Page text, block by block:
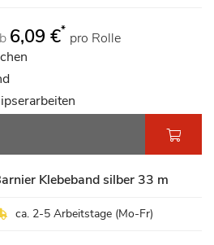
6,09 €* pro Rolle
Klebeband silber 33 m
ca. 2-5 Arbeitstage (Mo-Fr)